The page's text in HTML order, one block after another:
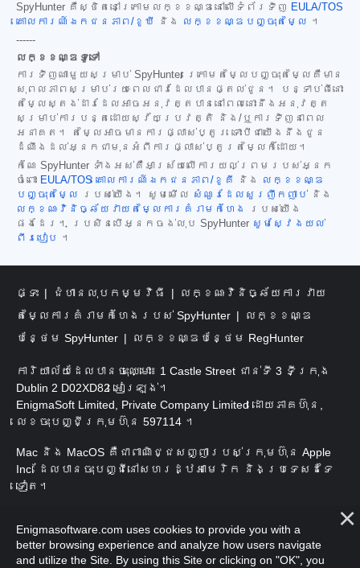
SpyHunter គឺស្ថិតនៅក្រោមលក្ខខណ្ឌនៅលើទំព័រទិញ EULA/TOS
គោលការណ៍ឯកជនភាព/ខូឃី
និង លក្ខខណ្ឌបញ្ចុះតម្លៃ ។
------
លក្ខខណ្ឌទូទៅ
ការទិញណាមួយសម្រាប់ SpyHunter ក្រោមតម្លៃបញ្ចុះតម្លៃគឺមាន
សុពលភាពសម្រាប់រយៈពេលជាវដែលបានផ្តល់ជូន។ បន្ទាប់ពីនោះ
តម្លៃស្តង់ដារដែលអាចអនុវត្តបាននៅពេលនោះនឹងអនុវត្ត
សម្រាប់ការបន្តដោយស្វ័យប្រវត្តិ និង/ឬការទិញនាពេល
អនាគត។ តម្លៃអាចមានការផ្លាស់ប្តូរ ទោះបីជាយើងនឹងជូន
ដំណឹងដល់អ្នកជាមុនអំពីការផ្លាស់ប្តូរតម្លៃក៏ដោយ។
កំណែ SpyHunter ទាំងអស់គឺអាស្រ័យលើការយល់ព្រមរបស់អ្នក
ចំពោះ EULA/TOS គោលការណ៍ឯកជនភាព/ខូគី និង
លក្ខខណ្ឌ
បញ្ចុះតម្លៃ
របស់យើង។ សូមមើល សំណួរដែលសួរញឹកញាប់ និង
លក្ខណៈវិនិច្ឆ័យវាយតម្លៃការគំរាមកំហែង
របស់យើង
ផងដែរ។ ប្រសិនបើអ្នកចង់លុប SpyHunter សូមស្វែងយល់
ពីរបៀប ។
ផ្ទះ ជំហានលុបកម្មវិធី
លក្ខណៈវិនិច្ឆ័យការវាយ
តម្លៃការគំរាមកំហែងរបស់ SpyHunter
លក្ខខណ្ឌ
បន្ថែម SpyHunter
លក្ខខណ្ឌបន្ថែម RegHunter
ការិយាល័យដែលបានចុះឈ្មោះ៖ 1 Castle Street ជាន់ទី 3 ទីក្រុង
Dublin 2 D02XD82 អៀរឡង់។
EnigmaSoft Limited, Private Company Limited ដោយភាគហ៊ុន,
លេខចុះបញ្ជីក្រុមហ៊ុន 597114 ។
Mac និង MacOS គឺជាពាណិជ្ជសញ្ញារបស់ក្រុមហ៊ុន Apple
Inc. ដែលបានចុះបញ្ជីនៅសហរដ្ឋអាមេរិក និងប្រទេសដទៃ
ទៀត។
គ្រប់យ៉ាង។
Enigmasoftware.com uses cookies to provide you with a
better browsing experience and analyze how users navigate
and utilize the Site. By using this Site or clicking on "OK", you